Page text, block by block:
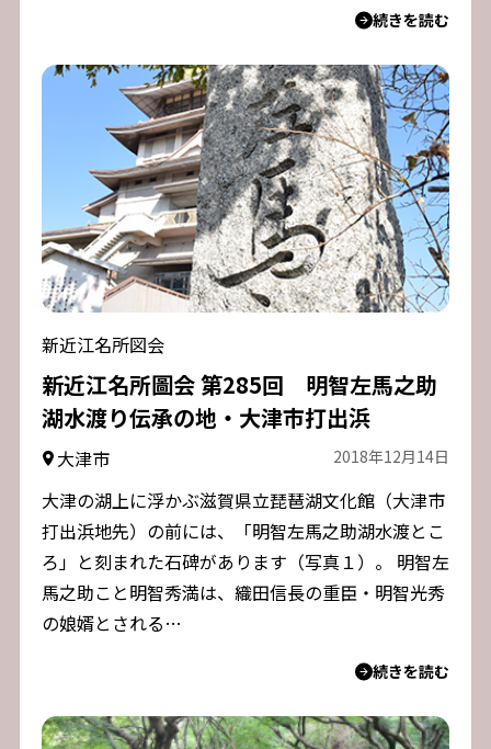
続きを読む
新近江名所図会
新近江名所圖会 第285回 明智左馬之助
湖水渡り伝承の地・大津市打出浜
大津市 2018年12月14日
大津の湖上に浮かぶ滋賀県立琵琶湖文化館（大津市
打出浜地先）の前には、「明智左馬之助湖水渡とこ
ろ」と刻まれた石碑があります（写真１）。 明智左
馬之助こと明智秀満は、織田信長の重臣・明智光秀
の娘婿とされる…
続きを読む